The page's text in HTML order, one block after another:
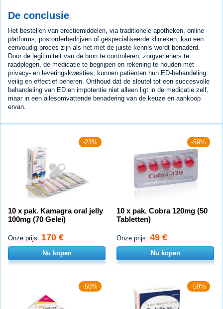
De conclusie
Het bestellen van erectiemiddelen, via traditionele apotheken, online
platforms, postorderbedrijven of gespecialiseerde klinieken, kan een
eenvoudig proces zijn als het met de juiste kennis wordt benaderd.
Door de legitimiteit van de bron te controleren, zorgverleners te
raadplegen, de medicatie te begrijpen en rekening te houden met
privacy- en leveringskwesties, kunnen patiënten hun ED-behandeling
veilig en effectief beheren. Onthoud dat de sleutel tot een succesvolle
behandeling van ED en impotentie niet alleen ligt in de medicatie zelf,
maar in een allesomvattende benadering van de keuze en aankoop
ervan.
-23%
10 x pak. Kamagra oral jelly
100mg (70 Gelei)
Onze prijs: 170 €
Nu kopen
-59%
10 x pak. Cobra 120mg (50
Tabletten)
Onze prijs: 49 €
Nu kopen
-50% -59%